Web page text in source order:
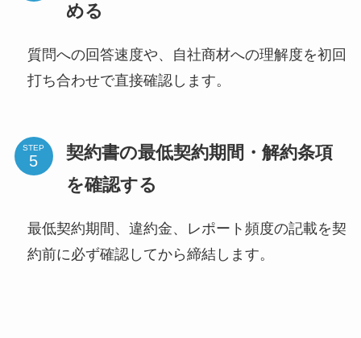
める
質問への回答速度や、自社商材への理解度を初回
打ち合わせで直接確認します。
STEP
契約書の最低契約期間・解約条項
を確認する
最低契約期間、違約金、レポート頻度の記載を契
約前に必ず確認してから締結します。